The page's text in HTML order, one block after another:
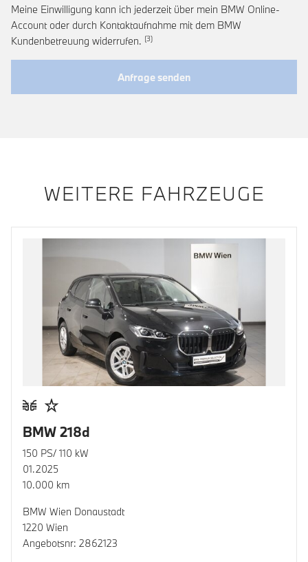
Meine Einwilligung kann ich jederzeit über mein BMW Online-
Account oder durch Kontaktaufnahme mit dem BMW
Kundenbetreuung widerrufen. Link zur Fußnote: Widerruf der
Anfrage senden
WEITERE FAHRZEUGE
BMW 218d
150 PS/ 110 kW
01.2025
10.000 km
BMW Wien Donaustadt
1220 Wien
Angebotsnr: 2862123